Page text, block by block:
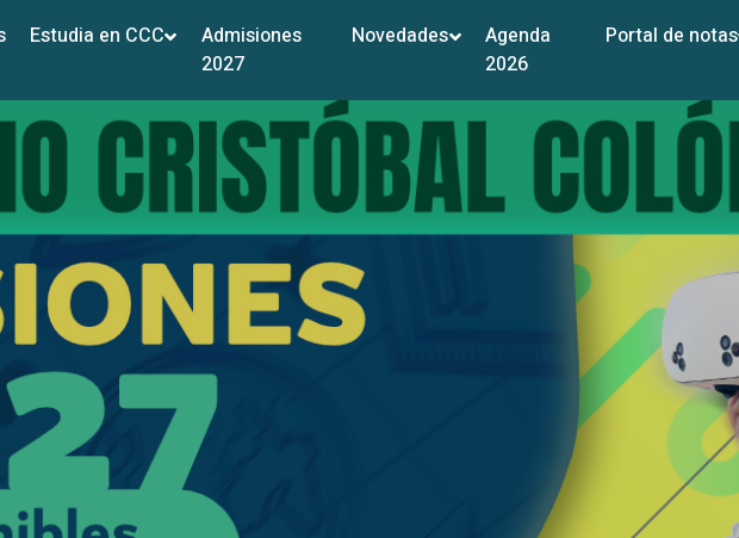
Estudia en CCC
Admisiones
2027
Novedades
Agenda
2026
Portal de notas